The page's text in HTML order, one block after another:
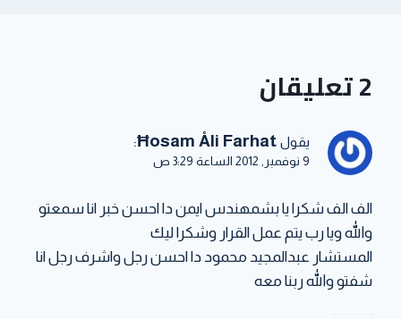
2 تعليقان
يقول Ħosam Åli Farhat
:
9 نوفمبر, 2012 الساعة 3:29 ص
الف الف شكرا يا بشمهندس ايمن دا احسن خبر انا سمعتو
والله ويا رب يتم عمل القرار وشكرا ليك
المستشار عبدالمجيد محمود دا احسن رجل واشرف رجل انا
شفتو والله ربنا معه